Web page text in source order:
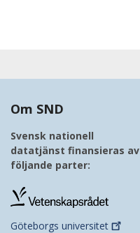
Om SND
Svensk nationell
datatjänst finansieras av
följande parter:
Göteborgs universitet